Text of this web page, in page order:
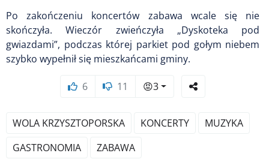
Po zakończeniu koncertów zabawa wcale się nie
skończyła. Wieczór zwieńczyła „Dyskoteka pod
gwiazdami”, podczas której parkiet pod gołym niebem
szybko wypełnił się mieszkańcami gminy.
6 11 😡3
WOLA KRZYSZTOPORSKA KONCERTY
MUZYKA
GASTRONOMIA
ZABAWA